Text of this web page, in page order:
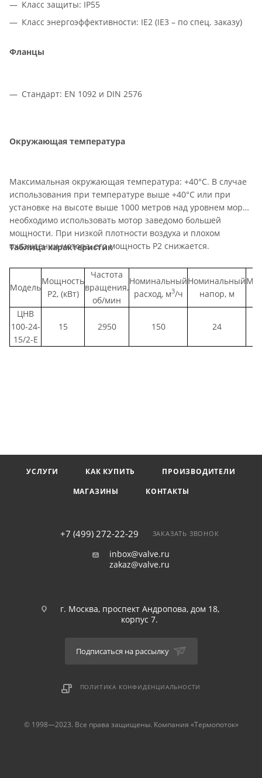
Класс защиты: IP55
Класс энергоэффективности: IE2 (IE3 – по спец. заказу)
Фланцы
Стандарт: EN 1092 и DIN 2576
Окружающая температура
Максимальная окружающая температура: +40°C. В случае
использования при температуре выше +40°C или при
установке на высоте выше 1000 метров над уровнем моря,
необходимо использовать мотор заведомо большей
мощности. При низкой плотности воздуха и плохом
охлаждении мотора, его мощность P2 снижается.
Таблица характеристик
Модель
Мощность
Р2, (кВт)
Частота
вращения,
об/мин
Номинальный
расход, м3/ч
Номинальный
напор, м
ЦНВ
100-24-
15/2-Е
15 2950 150 24
УСЛУГИ КАК КУПИТЬ
ПРОИЗВОДИТЕЛИ
МАГАЗИНЫ
КОНТАКТЫ
+7 (499) 272-22-29 ЗАКАЗАТЬ ЗВОНОК
inbox@valve.ru
zakaz@valve.ru
г. Москва, проспект Андропова, дом 18,
корпус 7.
Подписаться на рассылку
ПОЛИТИКА КОНФИДЕНЦИАЛЬНОСТИ
© 1998—2023. Все права защищены. Компания «Термопоток»